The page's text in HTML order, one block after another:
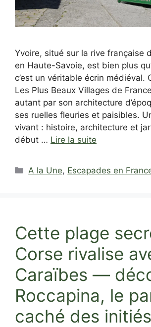
Yvoire, situé sur la rive française
en Haute-Savoie, est bien plus
c’est un véritable écrin médiéval.
Les Plus Beaux Villages de
autant par son architecture
ses ruelles fleuries et paisibles.
vivant : histoire, architecture et
début … Lire la suite
Catégories
A la Une, Escapades en
Cette plage
Corse rivalise
Caraïbes —
Roccapina, le
caché des initiés